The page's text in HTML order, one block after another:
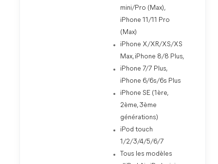
mini/Pro (Max),
iPhone 11/11 Pro
(Max)
iPhone X/XR/XS/XS
Max, iPhone 8/8 Plus,
iPhone 7/7 Plus,
iPhone 6/6s/6s Plus
iPhone SE (1ère,
2ème, 3ème
générations)
iPod touch
1/2/3/4/5/6/7
Tous les modèles